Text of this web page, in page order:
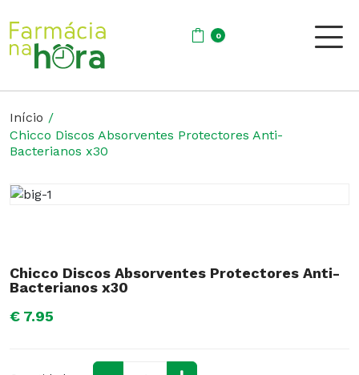
0
Início
Chicco Discos Absorventes Protectores Anti-
Bacterianos x30
Chicco Discos Absorventes Protectores Anti-
Bacterianos x30
€ 7.95